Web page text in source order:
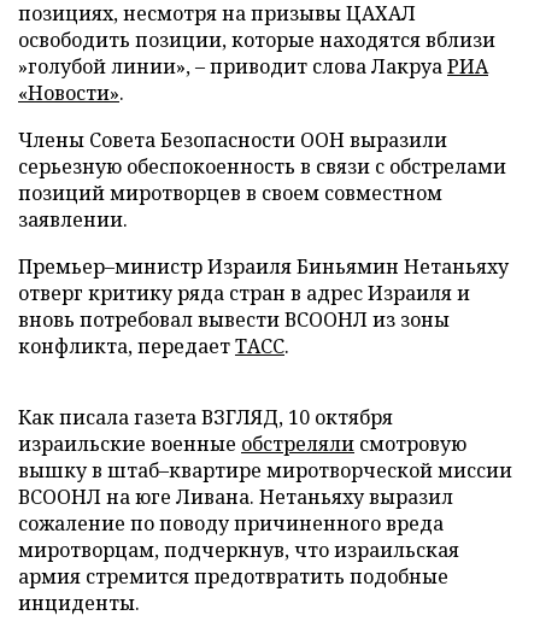
позициях, несмотря на призывы ЦАХАЛ
освободить позиции, которые находятся вблизи
»голубой линии», – приводит слова ЛакруаРИА
«Новости».
Члены Совета Безопасности ООН выразили
серьезную обеспокоенность в связи с обстрелами
позиций миротворцев в своем совместном
заявлении.
Премьер–министр Израиля Биньямин Нетаньяху
отверг критику ряда стран в адрес Израиля и
вновь потребовал вывести ВСООНЛ из зоны
конфликта, передаетТАСС.
Как писала газета ВЗГЛЯД, 10 октября
израильские военные обстреляли смотровую
вышку в штаб–квартире миротворческой миссии
ВСООНЛ на юге Ливана. Нетаньяху выразил
сожаление по поводу причиненного вреда
миротворцам, подчеркнув, что израильская
армия стремится предотвратить подобные
инциденты.